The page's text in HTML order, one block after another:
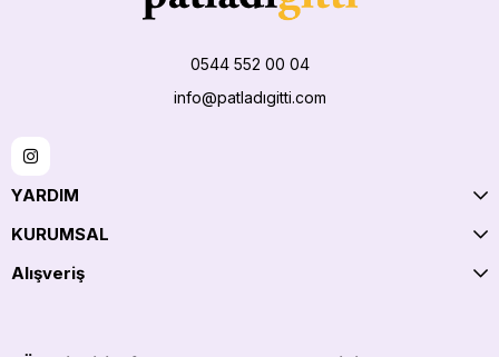
0544 552 00 04
info@patladıgitti.com
YARDIM
KURUMSAL
Alışveriş